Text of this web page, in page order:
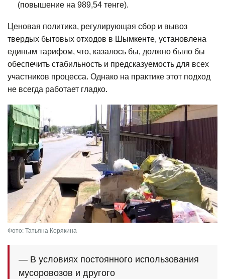
(повышение на 989,54 тенге).
Ценовая политика, регулирующая сбор и вывоз
твердых бытовых отходов в Шымкенте, установлена
единым тарифом, что, казалось бы, должно было бы
обеспечить стабильность и предсказуемость для всех
участников процесса. Однако на практике этот подход
не всегда работает гладко.
Фото: Татьяна Корякина
— В условиях постоянного использования
мусоровозов и другого